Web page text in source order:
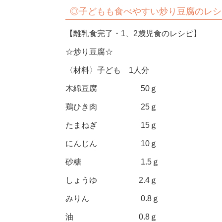
◎子どもも食べやすい炒り豆腐のレ
【離乳食完了・1、2歳児食のレシピ】
☆炒り豆腐☆
〈材料〉子ども 1人分
木綿豆腐 50ｇ
鶏ひき肉 25ｇ
たまねぎ 15ｇ
にんじん 10ｇ
砂糖 1.5ｇ
しょうゆ 2.4ｇ
みりん 0.8ｇ
油 0.8ｇ